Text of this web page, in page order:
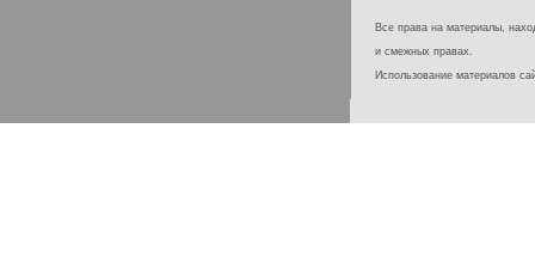
Все права на материалы,
и смежных правах.
Использование материалов